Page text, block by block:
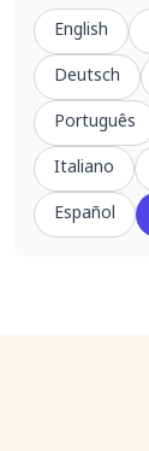
English
Deutsch
Português
Italiano
Español